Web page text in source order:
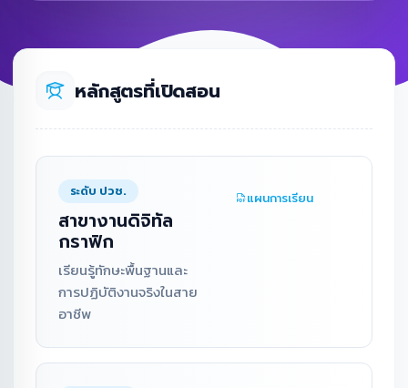
หลักสูตรที่เปิดสอน
ระดับ ปวช.
สาขางานดิจิทัล
กราฟิก
เรียนรู้ทักษะพื้นฐานและ
การปฏิบัติงานจริงในสาย
อาชีพ
แผนการเรียน